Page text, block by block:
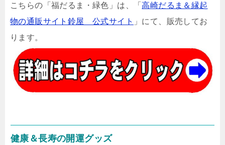
こちらの「福だるま・緑色」は、「高崎だるま＆縁起
物の通販サイト鈴屋 公式サイト 」にて、販売してお
ります。
健康＆長寿の開運グッズ